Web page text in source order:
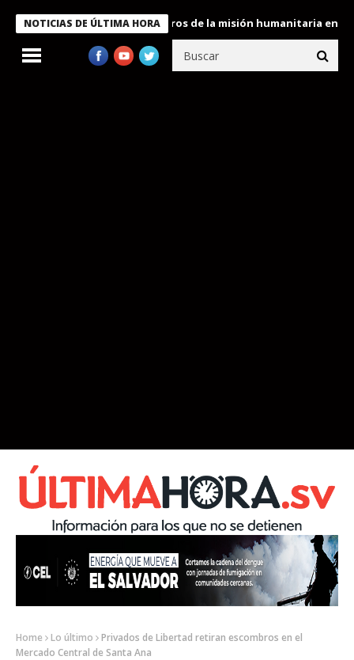
NOTICIAS DE ÚLTIMA HORA
condecora a miembros de la misión humanitaria enviada a
Home Lo último
Privados de Libertad retiran escombros en el
Mercado Central de Santa Ana